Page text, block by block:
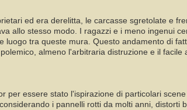
ed era derelitta, le carcasse sgretolate e
allo stesso modo. I ragazzi e i meno ingenui
tra queste mura. Questo andamento di
almeno l'arbitraria distruzione e il facile
per essere stato l'ispirazione di particolari
i pannelli rotti da molti anni, distorti